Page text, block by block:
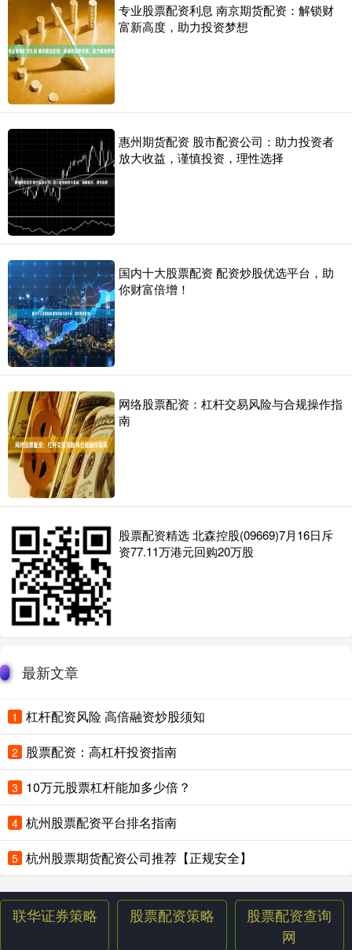
专业股票配资利息 南京期货配资：解锁财
富新高度，助力投资梦想
惠州期货配资 股市配资公司：助力投资者
放大收益，谨慎投资，理性选择
国内十大股票配资 配资炒股优选平台，助
你财富倍增！
网络股票配资：杠杆交易风险与合规操作指
南
股票配资精选 北森控股(09669)7月16日斥
资77.11万港元回购20万股
最新文章
1 杠杆配资风险 高倍融资炒股须知
2 股票配资：高杠杆投资指南
3 10万元股票杠杆能加多少倍？
4 杭州股票配资平台排名指南
5 杭州股票期货配资公司推荐【正规安全】
联华证券策略 股票配资策略
股票配资查询
网